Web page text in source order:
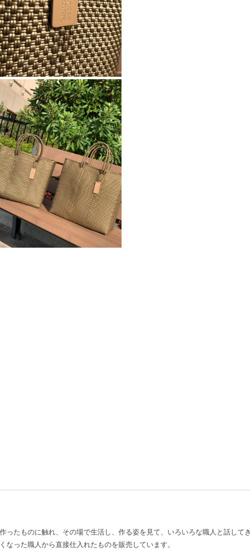
たものに触れ、その場で生活し、作る姿を見て、いろいろな職人と話してき
った職人から直接仕入れたものを販売しています。